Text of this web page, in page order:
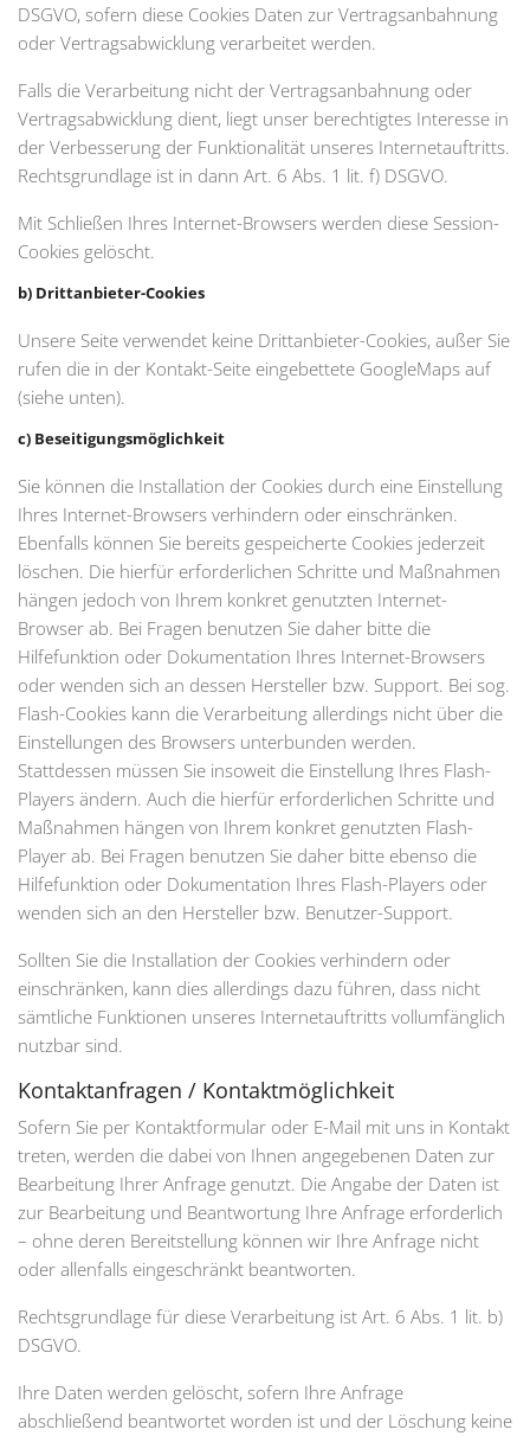
DSGVO, sofern diese Cookies Daten zur Vertragsanbahnung
oder Vertragsabwicklung verarbeitet werden.
Falls die Verarbeitung nicht der Vertragsanbahnung oder
Vertragsabwicklung dient, liegt unser berechtigtes Interesse in
der Verbesserung der Funktionalität unseres Internetauftritts.
Rechtsgrundlage ist in dann Art. 6 Abs. 1 lit. f) DSGVO.
Mit Schließen Ihres Internet-Browsers werden diese Session-
Cookies gelöscht.
b) Drittanbieter-Cookies
Unsere Seite verwendet keine Drittanbieter-Cookies, außer Sie
rufen die in der Kontakt-Seite eingebettete GoogleMaps auf
(siehe unten).
c) Beseitigungsmöglichkeit
Sie können die Installation der Cookies durch eine Einstellung
Ihres Internet-Browsers verhindern oder einschränken.
Ebenfalls können Sie bereits gespeicherte Cookies jederzeit
löschen. Die hierfür erforderlichen Schritte und Maßnahmen
hängen jedoch von Ihrem konkret genutzten Internet-
Browser ab. Bei Fragen benutzen Sie daher bitte die
Hilfefunktion oder Dokumentation Ihres Internet-Browsers
oder wenden sich an dessen Hersteller bzw. Support. Bei sog.
Flash-Cookies kann die Verarbeitung allerdings nicht über die
Einstellungen des Browsers unterbunden werden.
Stattdessen müssen Sie insoweit die Einstellung Ihres Flash-
Players ändern. Auch die hierfür erforderlichen Schritte und
Maßnahmen hängen von Ihrem konkret genutzten Flash-
Player ab. Bei Fragen benutzen Sie daher bitte ebenso die
Hilfefunktion oder Dokumentation Ihres Flash-Players oder
wenden sich an den Hersteller bzw. Benutzer-Support.
Sollten Sie die Installation der Cookies verhindern oder
einschränken, kann dies allerdings dazu führen, dass nicht
sämtliche Funktionen unseres Internetauftritts vollumfänglich
nutzbar sind.
Kontaktanfragen / Kontaktmöglichkeit
Sofern Sie per Kontaktformular oder E-Mail mit uns in Kontakt
treten, werden die dabei von Ihnen angegebenen Daten zur
Bearbeitung Ihrer Anfrage genutzt. Die Angabe der Daten ist
zur Bearbeitung und Beantwortung Ihre Anfrage erforderlich
– ohne deren Bereitstellung können wir Ihre Anfrage nicht
oder allenfalls eingeschränkt beantworten.
Rechtsgrundlage für diese Verarbeitung ist Art. 6 Abs. 1 lit. b)
DSGVO.
Ihre Daten werden gelöscht, sofern Ihre Anfrage
abschließend beantwortet worden ist und der Löschung keine